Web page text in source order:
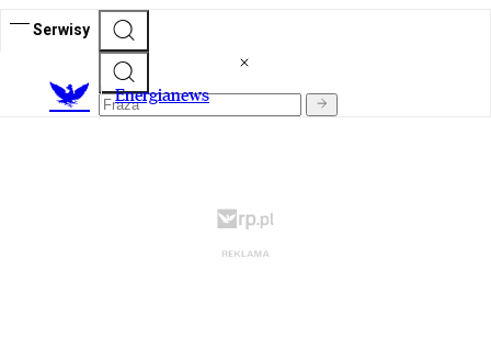
Serwisy
Energianews